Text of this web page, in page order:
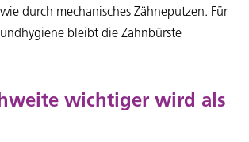
durch mechanisches Zähneputzen. Für
bleibt die Zahnbürste
wichtiger wird als